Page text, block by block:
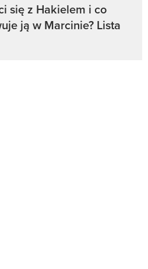
się z Hakielem i co
ją w Marcinie? Lista